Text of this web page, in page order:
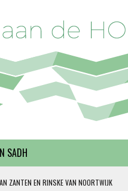
SADH
ZANTEN EN RINSKE VAN NOORTWIJK